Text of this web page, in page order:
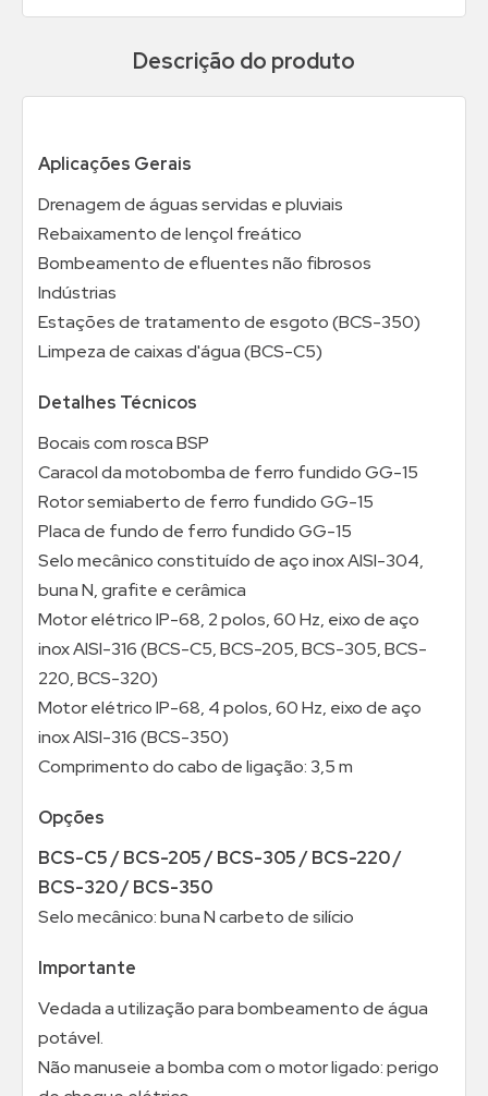
Descrição do produto
Aplicações Gerais
Drenagem de águas servidas e pluviais
Rebaixamento de lençol freático
Bombeamento de efluentes não fibrosos
Indústrias
Estações de tratamento de esgoto (BCS-350)
Limpeza de caixas d'água (BCS-C5)
Detalhes Técnicos
Bocais com rosca BSP
Caracol da motobomba de ferro fundido GG-15
Rotor semiaberto de ferro fundido GG-15
Placa de fundo de ferro fundido GG-15
Selo mecânico constituído de aço inox AISI-304,
buna N, grafite e cerâmica
Motor elétrico IP-68, 2 polos, 60 Hz, eixo de aço
inox AISI-316 (BCS-C5, BCS-205, BCS-305, BCS-
220, BCS-320)
Motor elétrico IP-68, 4 polos, 60 Hz, eixo de aço
inox AISI-316 (BCS-350)
Comprimento do cabo de ligação: 3,5 m
Opções
BCS-C5 / BCS-205 / BCS-305 / BCS-220 /
BCS-320 / BCS-350
Selo mecânico: buna N carbeto de silício
Importante
Vedada a utilização para bombeamento de água
potável.
Não manuseie a bomba com o motor ligado: perigo